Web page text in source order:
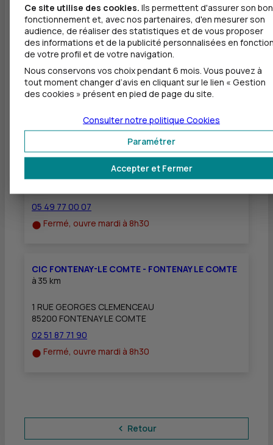
Dépôt valorisé de chèques EUR
Dépôt de chèques EUR
Equipement pour déficients visuels
à5,8 km
1 AV DES MARTYRS DE LA RESISTANC
05 49 77 00 07
Fermé, ouvre mardi à 8h30
CIC FONTENAY-LE COMTE - FONTENAY LE COMTE
à 35 km
1 RUE GEORGES CLEMENCEAU
85200 FONTENAY LE COMTE
02 51 87 71 90
Fermé, ouvre mardi à 8h30
Retour
Ce site utilise des cookies. Ils permettent d'assurer son bon
fonctionnement et, avec nos partenaires, d'en mesurer son
audience, de réaliser des statistiques et de vous proposer
des informations et de la publicité personnalisées en
de votre profil et de votre navigation.
Nous conservons vos choix pendant 6 mois. Vous pouvez à
tout moment changer d’avis en cliquant sur le lien « Gestion
des cookies » présent en pied de page du site.
Accepter et Fermer
Paramétrer
Consulter notre politique Cookies